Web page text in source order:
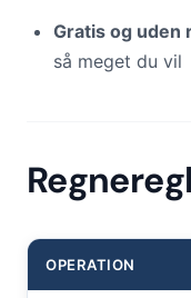
Gratis og uden
så meget du vil
OPERATION